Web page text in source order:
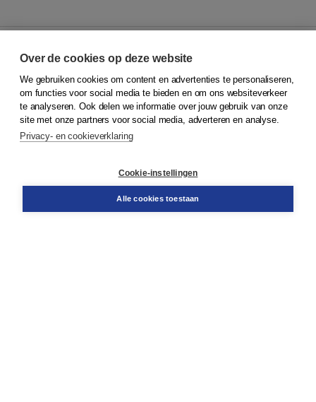
© 2026Koninklijke Boom uitgevers
Klantenservice
Service & informatie
Contact
Over de cookies op deze website
We gebruiken cookies om content en advertenties te personaliseren,
om functies voor social media te bieden en om ons websiteverkeer
te analyseren. Ook delen we informatie over jouw gebruik van onze
site met onze partners voor social media, adverteren en analyse.
Privacy- en cookieverklaring
Cookie-instellingen
Alle cookies toestaan